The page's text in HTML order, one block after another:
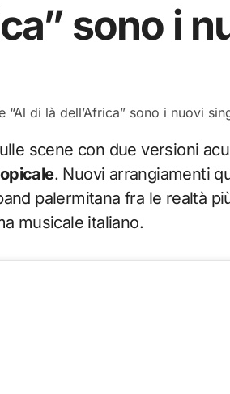
sono i
scene con due versioni
. Nuovi arrangiamenti
palermitana fra le realtà
musicale italiano.